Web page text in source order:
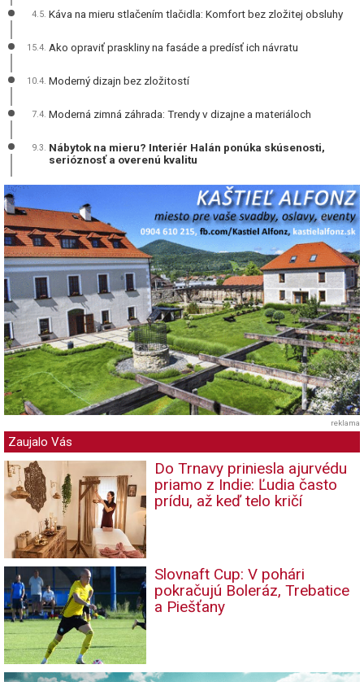
4.5. Káva na mieru stlačením tlačidla: Komfort bez zložitej obsluhy
15.4. Ako opraviť praskliny na fasáde a predísť ich návratu
10.4. Moderný dizajn bez zložitostí
7.4. Moderná zimná záhrada: Trendy v dizajne a materiáloch
9.3. Nábytok na mieru? Interiér Halán ponúka skúsenosti,
serióznosť a overenú kvalitu
reklama
Zaujalo Vás
Do Trnavy priniesla ajurvédu
priamo z Indie: Ľudia často
prídu, až keď telo kričí
Slovnaft Cup: V pohári
pokračujú Boleráz, Trebatice
a Piešťany